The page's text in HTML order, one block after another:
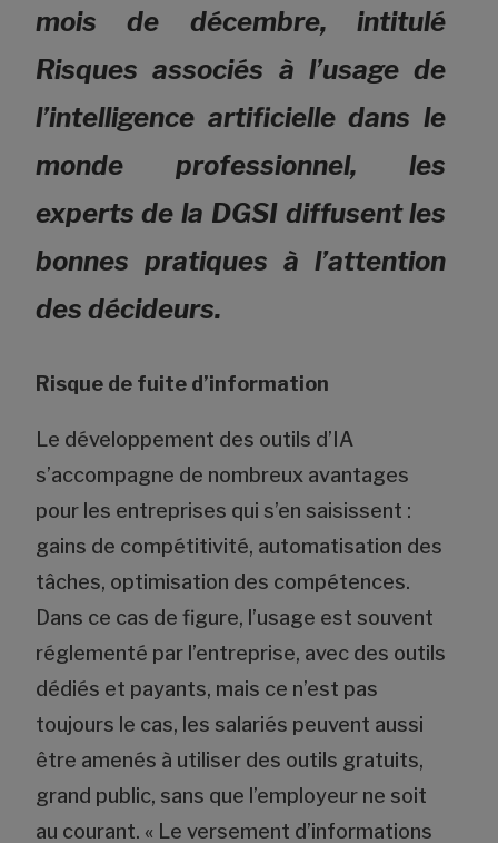
mois de décembre, intitulé
Risques associés à l’usage de
l’intelligence artificielle dans le
monde professionnel, les
experts de la DGSI diffusent les
bonnes pratiques à l’attention
des décideurs.
Risque de fuite d’information
Le développement des outils d’IA
s’accompagne de nombreux avantages
pour les entreprises qui s’en saisissent :
gains de compétitivité, automatisation des
tâches, optimisation des compétences.
Dans ce cas de figure, l’usage est souvent
réglementé par l’entreprise, avec des outils
dédiés et payants, mais ce n’est pas
toujours le cas, les salariés peuvent aussi
être amenés à utiliser des outils gratuits,
grand public, sans que l’employeur ne soit
au courant. « Le versement d’informations